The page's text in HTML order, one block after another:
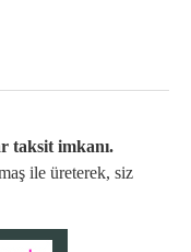
taksit imkanı.
ile üreterek, siz